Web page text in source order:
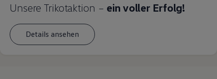
Unsere Trikotaktion – ein voller Erfolg!
Details ansehen